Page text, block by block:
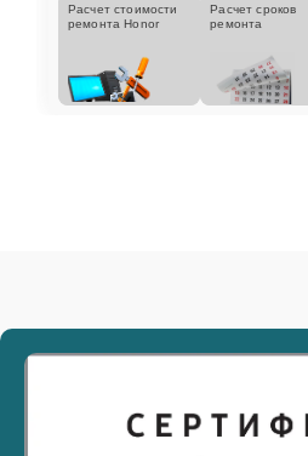
Расчет стоимости
ремонта Honor
Расчет сроков
ремонта